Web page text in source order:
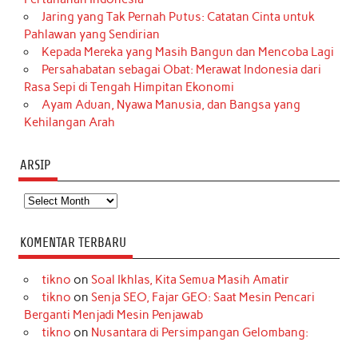
Jaring yang Tak Pernah Putus: Catatan Cinta untuk
Pahlawan yang Sendirian
Kepada Mereka yang Masih Bangun dan Mencoba Lagi
Persahabatan sebagai Obat: Merawat Indonesia dari
Rasa Sepi di Tengah Himpitan Ekonomi
Ayam Aduan, Nyawa Manusia, dan Bangsa yang
Kehilangan Arah
ARSIP
Arsip
KOMENTAR TERBARU
tikno on Soal Ikhlas, Kita Semua Masih Amatir
tikno on Senja SEO, Fajar GEO: Saat Mesin Pencari
Berganti Menjadi Mesin Penjawab
tikno on Nusantara di Persimpangan Gelombang: